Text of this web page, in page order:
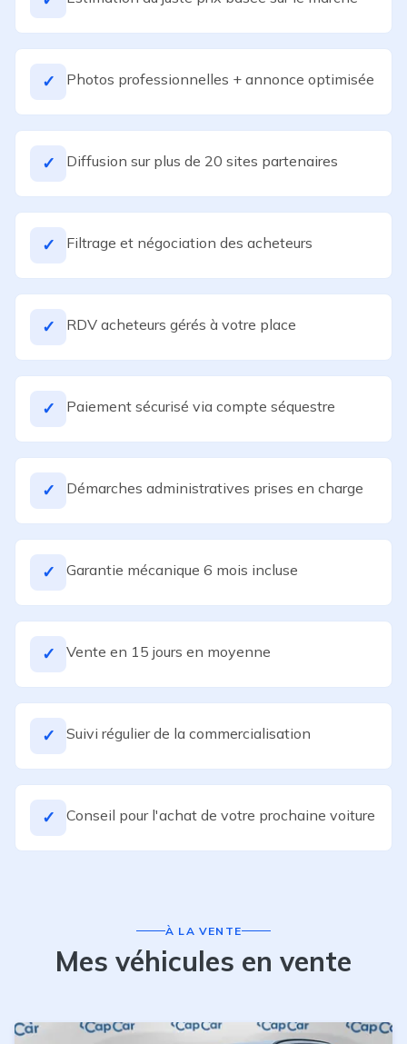
✓ Photos professionnelles + annonce optimisée
✓ Diffusion sur plus de 20 sites partenaires
✓ Filtrage et négociation des acheteurs
✓ RDV acheteurs gérés à votre place
✓ Paiement sécurisé via compte séquestre
✓ Démarches administratives prises en charge
✓ Garantie mécanique 6 mois incluse
✓ Vente en 15 jours en moyenne
✓ Suivi régulier de la commercialisation
✓ Conseil pour l'achat de votre prochaine voiture
À LA VENTE
Mes véhicules en vente